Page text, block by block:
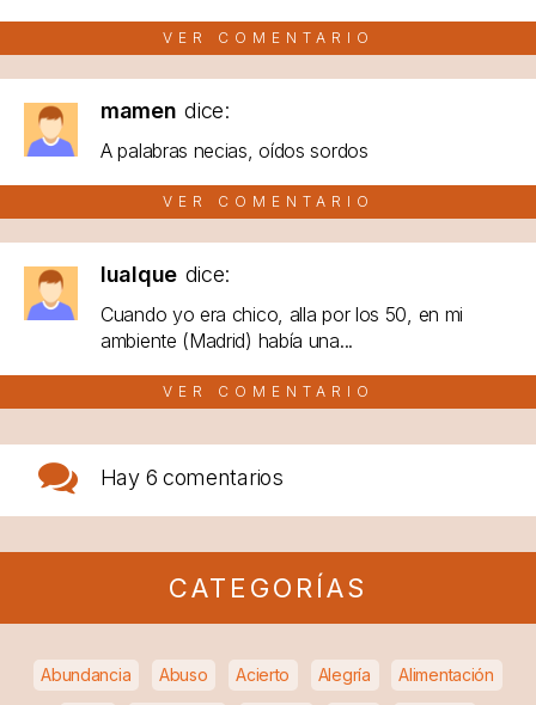
VER COMENTARIO
mamen dice:
A palabras necias, oídos sordos
VER COMENTARIO
lualque dice:
Cuando yo era chico, alla por los 50, en mi
ambiente (Madrid) había una...
VER COMENTARIO
Hay 6 comentarios
CATEGORÍAS
Abundancia Abuso Acierto Alegría Alimentación